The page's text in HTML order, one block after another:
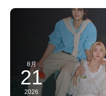
8月
21
2026